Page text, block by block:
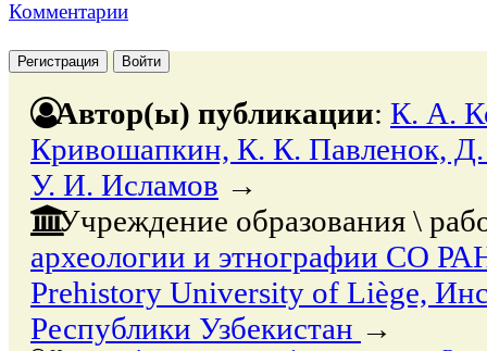
Комментарии
Регистрация Войти
Автор(ы) публикации: К. А.
Кривошапкин, К. К. Павленок,
У. И. Исламов →
Учреждение образования \
археологии и этнографии СО
Prehistory University of Liège,
Республики Узбекистан →